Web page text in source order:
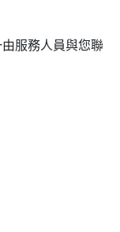
服務人員與您聯